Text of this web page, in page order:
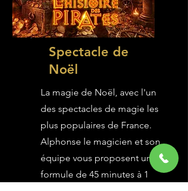
Spectacle de
Noël
La magie de Noël, avec l'un
des spectacles de magie les
plus populaires de France.
Alphonse le magicien et son
équipe vous proposent une
formule de 45 minutes à 1